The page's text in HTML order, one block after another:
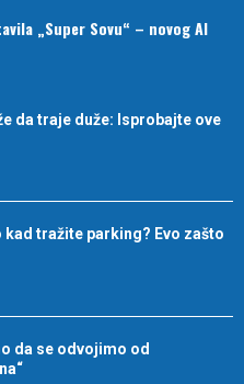
„Super Sovu“ – novog AI
da traje duže: Isprobajte ove
tražite parking? Evo zašto
da se odvojimo od